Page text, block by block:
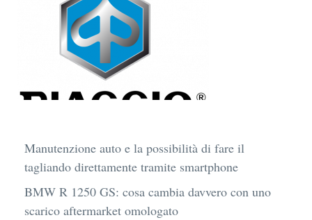
Manutenzione auto e la possibilità di fare il
tagliando direttamente tramite smartphone
BMW R 1250 GS: cosa cambia davvero con uno
scarico aftermarket omologato